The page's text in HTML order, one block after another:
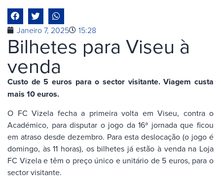
Janeiro 7, 2025 15:28
Bilhetes para Viseu à
venda
Custo de 5 euros para o sector visitante. Viagem custa
mais 10 euros.
O FC Vizela fecha a primeira volta em Viseu, contra o
Académico, para disputar o jogo da 16ª jornada que ficou
em atraso desde dezembro. Para esta deslocação (o jogo é
domingo, às 11 horas), os bilhetes já estão à venda na Loja
FC Vizela e têm o preço único e unitário de 5 euros, para o
sector visitante.